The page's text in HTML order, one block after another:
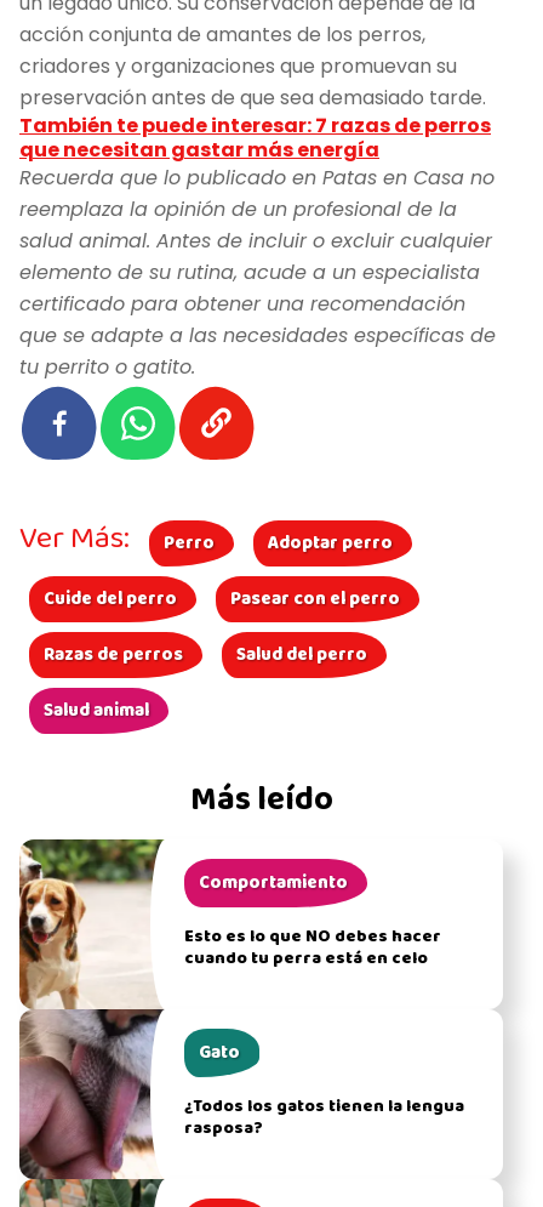
acción conjunta de amantes de los perros,
criadores y organizaciones que promuevan su
preservación antes de que sea demasiado tarde.
También te puede interesar: 7 razas de perros
que necesitan gastar más energía
Recuerda que lo publicado en Patas en Casa no
reemplaza la opinión de un profesional de la
salud animal. Antes de incluir o excluir cualquier
elemento de su rutina, acude a un especialista
certificado para obtener una recomendación
que se adapte a las necesidades específicas de
tu perrito o gatito.
Más leído
Comportamiento
Esto es lo que NO debes hacer
cuando tu perra está en celo
Gato
¿Todos los gatos tienen la lengua
rasposa?
Ver Más: Perro
Adoptar perro
Cuide del perro
Pasear con el perro
Razas de perros
Salud del perro
Salud animal